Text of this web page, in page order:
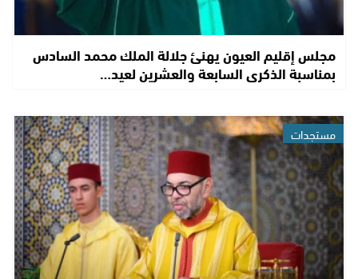
مجلس إقليم العيون يهنئ جلالة الملك محمد السادس
بمناسبة الذكرى السابعة والعشرين لعيد…
مستجدات